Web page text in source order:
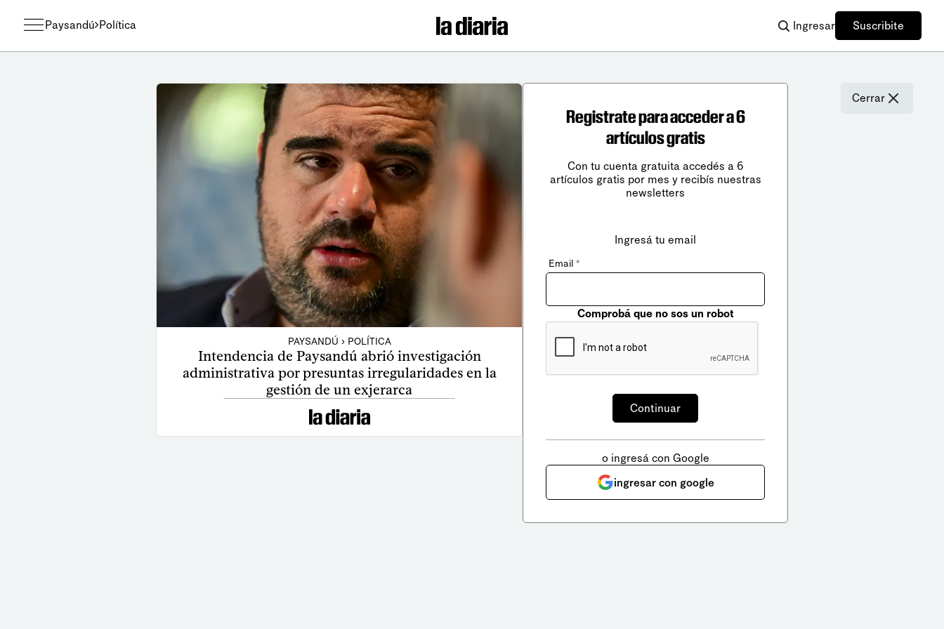
Paysandú Política Ingresar Suscribite
PAYSANDÚ › POLÍTICA
Intendencia de Paysandú abrió investigación
administrativa por presuntas irregularidades en la
gestión de un exjerarca
Cerrar
Registrate para acceder a 6
artículos gratis
Con tu cuenta gratuita accedés a 6
artículos gratis por mes y recibís nuestras
newsletters
Ingresá tu email
Email *
Comprobá que no sos un robot
o ingresá con Google
ingresar con google